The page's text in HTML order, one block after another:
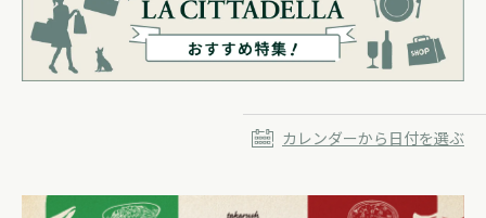
カレンダーから日付を選ぶ